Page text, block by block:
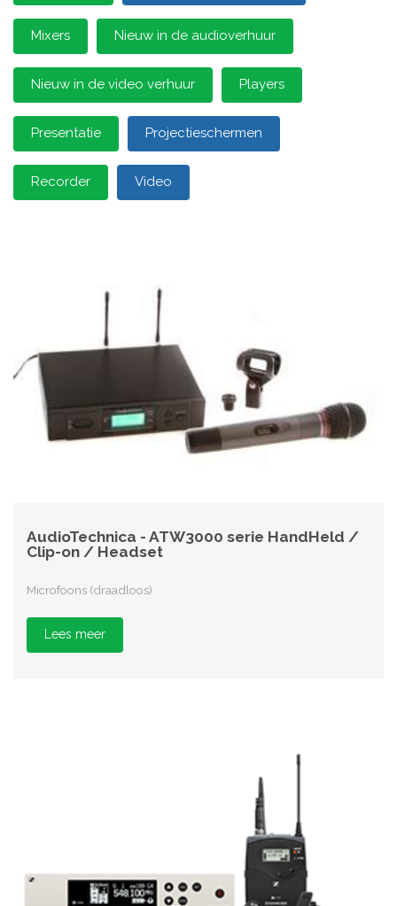
Mixers Nieuw in de audioverhuur
Nieuw in de video verhuur Players
Presentatie Projectieschermen
Recorder Video
AudioTechnica - ATW3000 serie HandHeld /
Clip-on / Headset
Microfoons (draadloos)
Lees meer